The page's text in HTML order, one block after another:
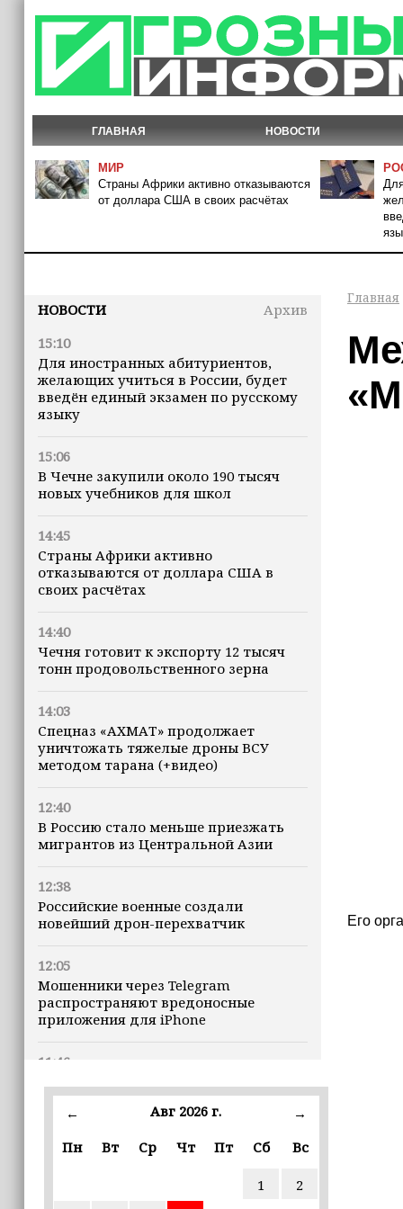
ГЛАВНАЯ НОВОСТИ
МИР
Страны Африки активно отказываются
от доллара США в своих расчётах
НОВОСТИ
Архив
15:10
Для иностранных абитуриентов,
желающих учиться в России, будет
введён единый экзамен по русскому
языку
15:06
В Чечне закупили около 190 тысяч
новых учебников для школ
14:45
Страны Африки активно
отказываются от доллара США в
своих расчётах
14:40
Чечня готовит к экспорту 12 тысяч
тонн продовольственного зерна
14:03
Спецназ «АХМАТ» продолжает
уничтожать тяжелые дроны ВСУ
методом тарана (+видео)
12:40
В Россию стало меньше приезжать
мигрантов из Центральной Азии
12:38
Российские военные создали
новейший дрон-перехватчик
12:05
Мошенники через Telegram
распространяют вредоносные
приложения для iPhone
11:46
документов для регистрации
кандидатов в Госдуму
11:35
Назван неожиданный способ снизить
← Авг 2026 г.
→
Пн
Вт Ср Чт Пт Сб Вс
1
2
Главная
Его